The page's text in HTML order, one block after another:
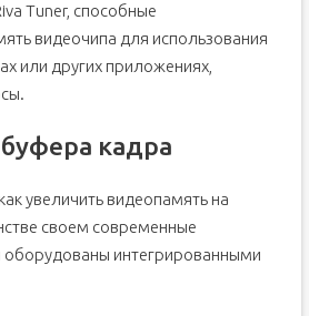
Tuner, способные
видеочипа для использования
или других приложениях,
кадра
увеличить видеопамять на
своем современные
интегрированными